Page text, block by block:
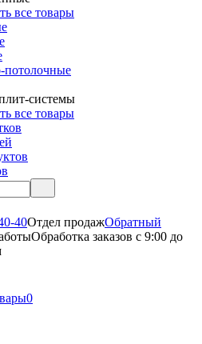
все товары
потолочные
системы
все товары
40Отдел продажОбратный
Обработка заказов с 9:00 до
0